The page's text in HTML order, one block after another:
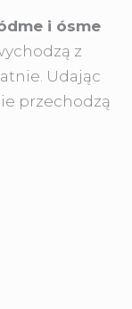
i ósme
z
Udając
przechodzą